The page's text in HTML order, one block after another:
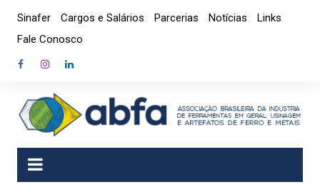
content
Sinafer Cargos e Salários Parcerias Notícias
Links
Fale Conosco